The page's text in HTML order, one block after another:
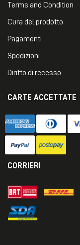
Terms and Condition
Cura del prodotto
Pagamenti
Spedizioni
Diritto di recesso
CARTE ACCETTATE
CORRIERI